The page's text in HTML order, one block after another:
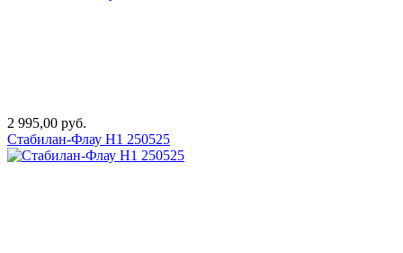
2 995,00 руб.
Стабилан-Флау Н1 250525